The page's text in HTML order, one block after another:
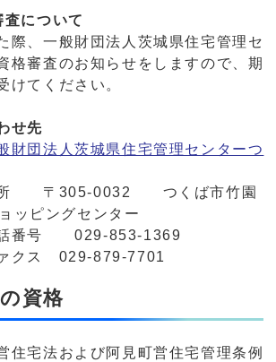
査について
際、一般財団法人茨城県住宅管理セ
格審査のお知らせをしますので、期
けてください。
せ先
財団法人茨城県住宅管理センターつ
0032 つくば市竹園
ピングセンター
029-853-1369
879-7701
資格
宅法および阿見町営住宅管理条例